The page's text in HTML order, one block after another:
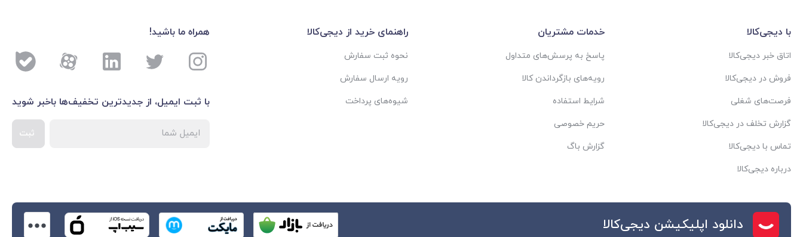
با دیجی‌کالا
اتاق خبر دیجی‌کالا
فروش در دیجی‌کالا
فرصت‌های شغلی
گزارش تخلف در دیجی‌کالا
تماس با دیجی‌کالا
درباره دیجی‌کالا
خدمات مشتریان
پاسخ به پرسش‌های متداول
رویه‌های بازگرداندن کالا
شرایط استفاده
حریم خصوصی
گزارش باگ
راهنمای خرید از دیجی‌کالا
نحوه ثبت سفارش
رویه ارسال سفارش
شیوه‌های پرداخت
همراه ما باشید!
با ثبت ایمیل، از جدید‌ترین تخفیف‌ها با‌خبر شوید
ثبت
دانلود اپلیکیشن دیجی‌کالا
اطلاعات بیشتر